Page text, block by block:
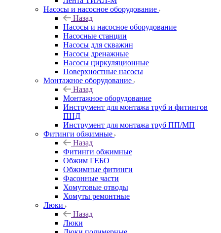
Насосы и насосное оборудование
Назад
Насосы и насосное оборудование
Насосные станции
Насосы для скважин
Насосы дренажные
Насосы циркуляционные
Поверхностные насосы
Монтажное оборудование
Назад
Монтажное оборудование
Инструмент для монтажа труб и фитингов
ПНД
Инструмент для монтажа труб ПП/МП
Фитинги обжимные
Назад
Фитинги обжимные
Обжим ГЕБО
Обжимные фитинги
Фасонные части
Хомутовые отводы
Хомуты ремонтные
Люки
Назад
Люки